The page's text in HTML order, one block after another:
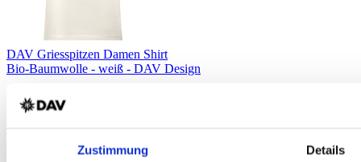
Zustimmung Details
DAV Griesspitzen Damen Shirt
Bio-Baumwolle - weiß - DAV Design